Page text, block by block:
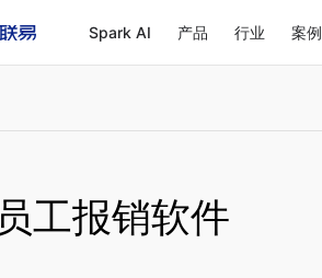
Spark AI 产品 行业 案例
员工报销软件